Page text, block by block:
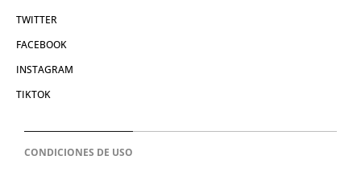
TWITTER
FACEBOOK
INSTAGRAM
TIKTOK
CONDICIONES DE USO